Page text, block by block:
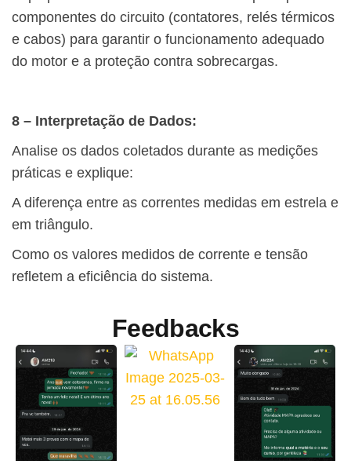
componentes do circuito (contatores, relés térmicos
e cabos) para garantir o funcionamento adequado
do motor e a proteção contra sobrecargas.
8 – Interpretação de Dados:
Analise os dados coletados durante as medições
práticas e explique:
A diferença entre as correntes medidas em estrela e
em triângulo.
Como os valores medidos de corrente e tensão
refletem a eficiência do sistema.
Feedbacks